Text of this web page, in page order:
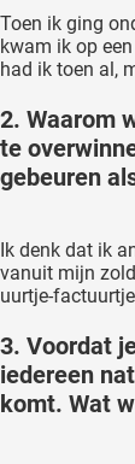
Toen ik ging
kwam ik op
had ik toen al,
2. Waarom
te
gebeuren
Ik denk dat ik
vanuit mijn
uurtje-
3. Voordat
iedereen
komt. Wat